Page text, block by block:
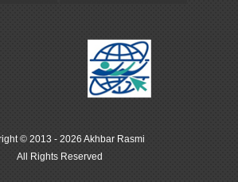
© 2013 - 2026 Akhbar Rasmi
All Rights Reserved